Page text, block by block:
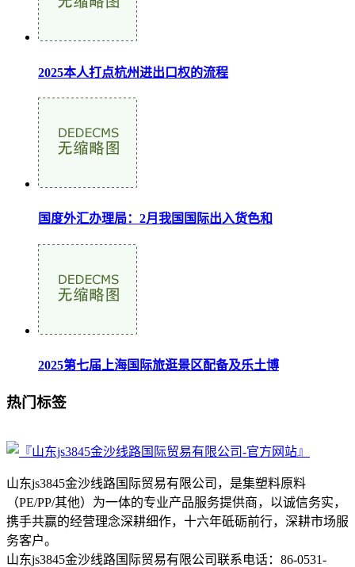
2025本人打点杭州进出口权的流程
国度外汇办理局：2月我国国际出入货色和
2025第七届上海国际旅逛景区配备及乐土博
热门标签
山东js3845金沙线路国际贸易有限公司，是集塑料原料
（PE/PP/其他）为一体的专业产品服务提供商，以诚信务实，
携手共赢的经营理念深耕细作，十六年砥砺前行，深耕市场服
务客户。
山东js3845金沙线路国际贸易有限公司联系电话：86-0531-